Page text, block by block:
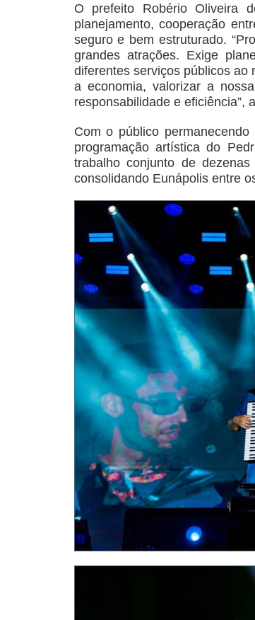
O prefeito Robério Oliveira
planejamento, cooperação
seguro e bem estruturado.
grandes atrações. Exige
diferentes serviços públicos ao
a economia, valorizar a
responsabilidade e eficiência”,
Com o público
programação artística do
trabalho conjunto de
consolidando Eunápolis entre